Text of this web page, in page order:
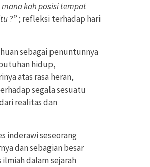
kah posisi tempat
?” ; refleksi terhadap hari
sebagai penuntunnya
hidup,
atas rasa heran,
segala sesuatu
realitas dan
inderawi seseorang
dan sebagian besar
dalam sejarah